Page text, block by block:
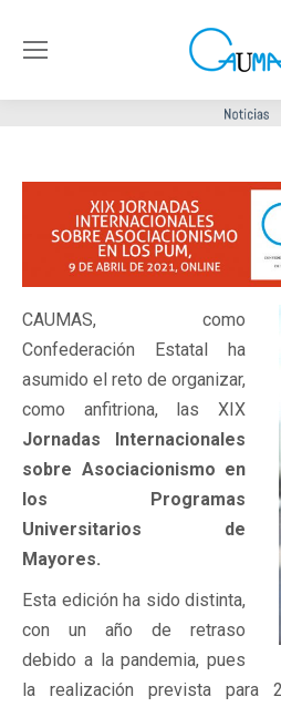
CAUMAS, como
Confederación Estatal ha
asumido el reto de organizar,
como anfitriona, las XIX
Jornadas Internacionales
sobre Asociacionismo en
los Programas
Universitarios de
Mayores.
Esta edición ha sido distinta,
con un año de retraso
debido a la pandemia, pues
la realización prevista para